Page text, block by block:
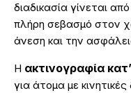
διαδικασία γίνεται
πλήρη σεβασμό στον
άνεση και την
Η ακτινογραφία
για άτομα με